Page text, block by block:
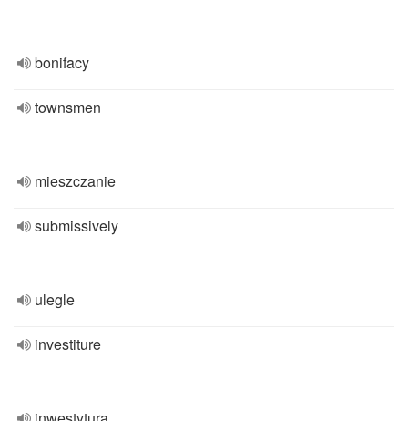
bonifacy
townsmen
mieszczanie
submissively
ulegle
investiture